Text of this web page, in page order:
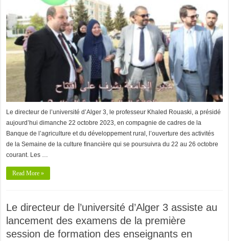
Le directeur de l’université d’Alger 3, le professeur Khaled Rouaski, a présidé
aujourd’hui dimanche 22 octobre 2023, en compagnie de cadres de la
Banque de l’agriculture et du développement rural, l’ouverture des activités
de la Semaine de la culture financière qui se poursuivra du 22 au 26 octobre
courant. Les …
Read More »
Le directeur de l’université d’Alger 3 assiste au
lancement des examens de la première
session de formation des enseignants en